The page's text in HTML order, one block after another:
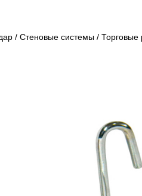
/ Стеновые системы / Торговые